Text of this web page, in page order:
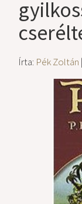
Írta: Pék Zoltán